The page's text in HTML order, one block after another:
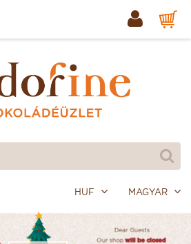
MAGYAR
HUF